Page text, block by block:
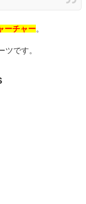
ーチャー
ツです。